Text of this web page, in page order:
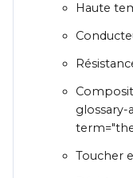
Haute
glossary-
Toucher